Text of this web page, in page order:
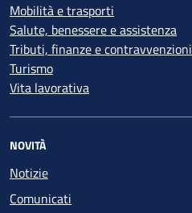
Mobilità e trasporti
Salute, benessere e assistenza
Tributi, finanze e contravvenzioni
Turismo
Vita lavorativa
NOVITÀ
Notizie
Comunicati